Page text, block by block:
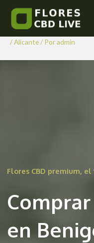
contenido
Comprar
Benigembla
/Alicante/ Poradmin
Flores CBD premium,
en